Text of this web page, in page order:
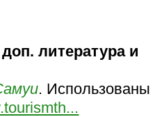
литература и
. Использованы